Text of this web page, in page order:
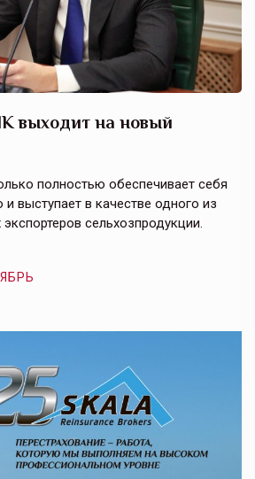
выходит на новый
полностью обеспечивает себя
выступает в качестве одного из
сельхозпродукции.